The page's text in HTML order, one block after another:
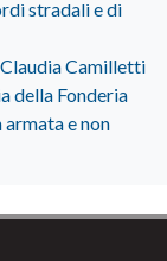
stradali e di
Camilletti
della Fonderia
e non